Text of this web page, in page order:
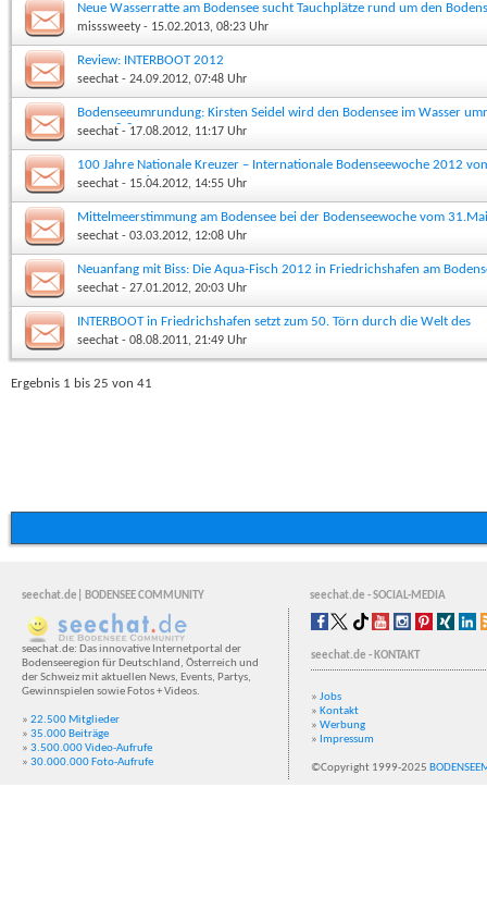
Neue Wasserratte am Bodensee sucht Tauchplätze rund um den
misssweety- 15.02.2013, 08:23 Uhr
Review: INTERBOOT 2012
seechat - 24.09.2012, 07:48 Uhr
Bodenseeumrundung: Kirsten Seidel wird den Bodensee im Wasser
Start 18.8.12
seechat - 17.08.2012, 11:17 Uhr
100 Jahre Nationale Kreuzer – Internationale Bodenseewoche 2012
31.05.-03.06.2012
seechat - 15.04.2012, 14:55 Uhr
Mittelmeerstimmung am Bodensee bei der Bodenseewoche vom
2012
seechat - 03.03.2012, 12:08 Uhr
Neuanfang mit Biss: Die Aqua-Fisch 2012 in Friedrichshafen am
9.-13.3.2012
seechat - 27.01.2012, 20:03 Uhr
INTERBOOT in Friedrichshafen setzt zum 50. Törn durch die Welt des
Wassersports an
seechat - 08.08.2011, 21:49 Uhr
Ergebnis 1 bis 25 von 41
seechat.de| BODENSEE COMMUNITY seechat.de - SOCIAL-MEDIA
seechat.de: Das innovative Internetportal der
Bodenseeregion für Deutschland, Österreich und
der Schweiz mit aktuellen News, Events, Partys,
Gewinnspielen sowie Fotos + Videos.
» 22.500 Mitglieder
» 35.000 Beiträge
» 3.500.000 Video-Aufrufe
» 30.000.000 Foto-Aufrufe
seechat.de - KONTAKT
» Jobs
» Kontakt
» Werbung
» Impressum
©Copyright 1999-2025